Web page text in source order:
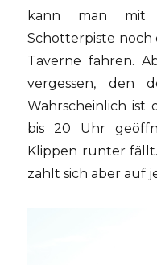
kann man
Schotterpiste noch
Taverne fahren.
vergessen, den
Wahrscheinlich ist
bis 20 Uhr
Klippen runter
zahlt sich aber auf